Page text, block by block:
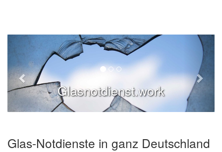
Glasnotdienst.work
Glas-Notdienste in ganz Deutschland